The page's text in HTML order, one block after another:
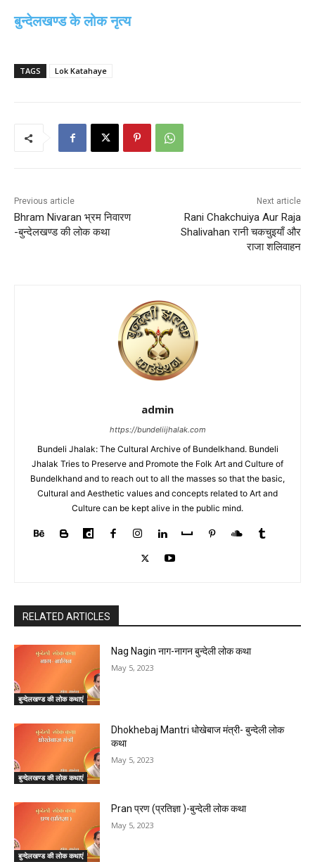
बुन्देलखण्ड के लोक नृत्य
TAGS Lok Katahaye
Previous article
Bhram Nivaran भ्रम निवारण
-बुन्देलखण्ड की लोक कथा
Next article
Rani Chakchuiya Aur Raja
Shalivahan रानी चकचुइयाँ और
राजा शलिवाहन
admin
https://bundeliijhalak.com
Bundeli Jhalak: The Cultural Archive of Bundelkhand. Bundeli
Jhalak Tries to Preserve and Promote the Folk Art and Culture of
Bundelkhand and to reach out to all the masses so that the basic,
Cultural and Aesthetic values and concepts related to Art and
Culture can be kept alive in the public mind.
RELATED ARTICLES
बुन्देलखण्ड की लोक कथाएं
Nag Nagin नाग-नागन बुन्देली लोक कथा
May 5, 2023
बुन्देलखण्ड की लोक कथाएं
Dhokhebaj Mantri धोखेबाज मंत्री- बुन्देली लोक
कथा
May 5, 2023
बुन्देलखण्ड की लोक कथाएं
Pran प्रण (प्रतिज्ञा )-बुन्देली लोक कथा
May 5, 2023